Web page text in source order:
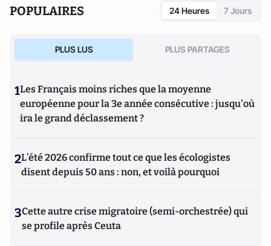
POPULAIRES 24 Heures 7 Jours
PLUS LUS PLUS PARTAGES
1Les Français moins riches que la moyenne
européenne pour la 3e année consécutive : jusqu'où
ira le grand déclassement ?
2L’été 2026 confirme tout ce que les écologistes
disent depuis 50 ans : non, et voilà pourquoi
3Cette autre crise migratoire (semi-orchestrée) qui
se profile après Ceuta